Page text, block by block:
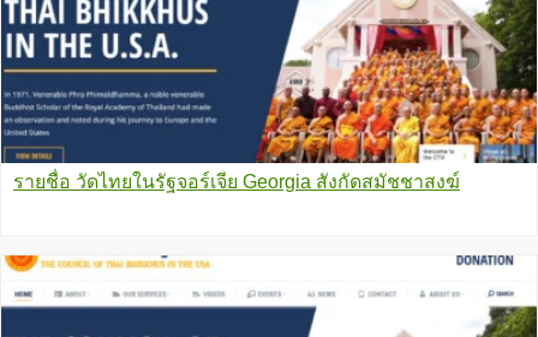
รายชื่อ วัดไทยในรัฐจอร์เจีย Georgia สังกัดสมัชชาสงฆ์